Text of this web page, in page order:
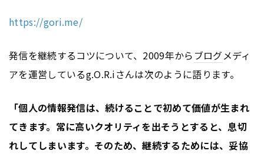
https://gori.me/
発信を継続するコツについて、2009年から ブログメディ
アを運営しているg.O.R.iさんは次のように語ります。
「個人の情報発信は、続けることで初めて価値が生まれ
てきます。常に高いクオリティを出そうとすると、息切
れしてしまいます。そのため、継続するためには、妥協